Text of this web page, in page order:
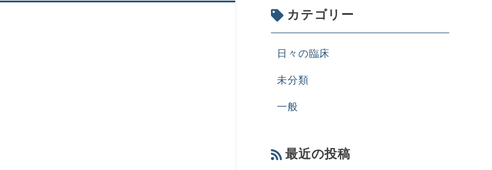
カテゴリー
日々の臨床
未分類
一般
最近の投稿